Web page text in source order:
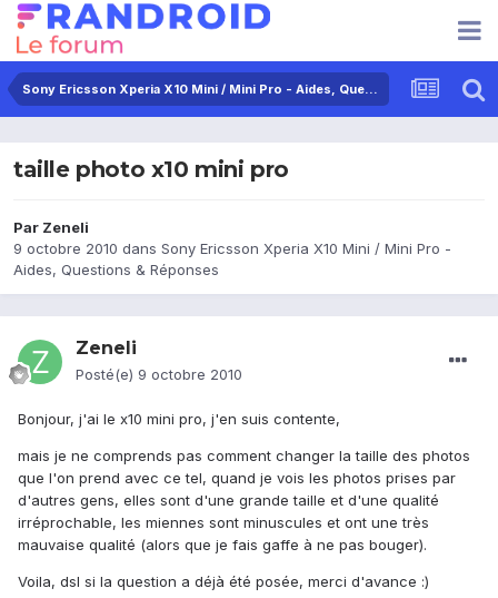
Sony Ericsson Xperia X10 Mini / Mini Pro - Aides, Questions & Réponses
taille photo x10 mini pro
Par Zeneli
9 octobre 2010 dans Sony Ericsson Xperia X10 Mini / Mini Pro -
Aides, Questions & Réponses
Zeneli
Posté(e) 9 octobre 2010
Bonjour, j'ai le x10 mini pro, j'en suis contente,
mais je ne comprends pas comment changer la taille des photos
que l'on prend avec ce tel, quand je vois les photos prises par
d'autres gens, elles sont d'une grande taille et d'une qualité
irréprochable, les miennes sont minuscules et ont une très
mauvaise qualité (alors que je fais gaffe à ne pas bouger).
Voila, dsl si la question a déjà été posée, merci d'avance :)